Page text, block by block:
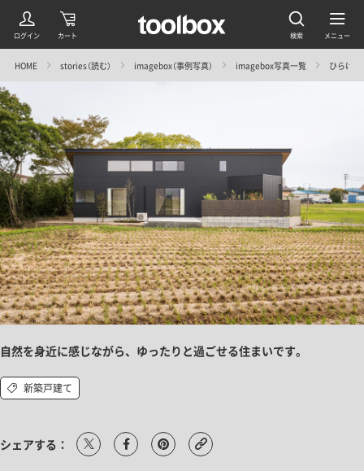
HOME stories（読む） imagebox（事例写真） imagebox写真一覧 ひらけ
自然を身近に感じながら、ゆったりと過ごせる住まいです。
新築戸建て
シェアする：